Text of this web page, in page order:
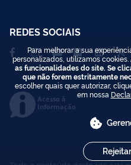
REDES SOCIAIS
Acesso à
Informação
Para melhorar a sua
personalizados, utilizamos cookies.
as funcionalidades do site. Se
que não forem estritamente
escolher quais quer autorizar,
em nossa